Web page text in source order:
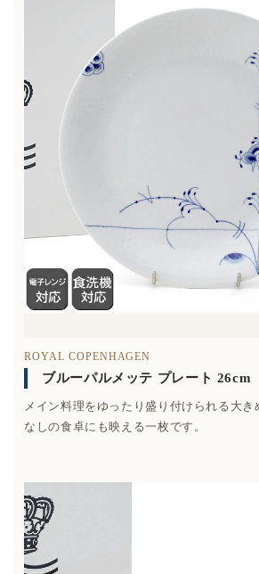
ROYAL COPENHAGEN
ブルーパルメッテ プレート 26cm
メイン料理をゆったり盛り付けられる大き
なしの食卓にも映える一枚です。